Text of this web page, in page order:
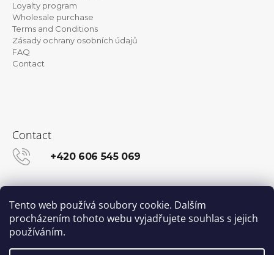
Tento web používá soubory cookie. Dalším
procházením tohoto webu vyjadřujete souhlas s jejich
používáním.
Loyalty program
Wholesale purchase
Terms and Conditions
Zásady ochrany osobních údajů
FAQ
Contact
Contact
+420 606 545 069